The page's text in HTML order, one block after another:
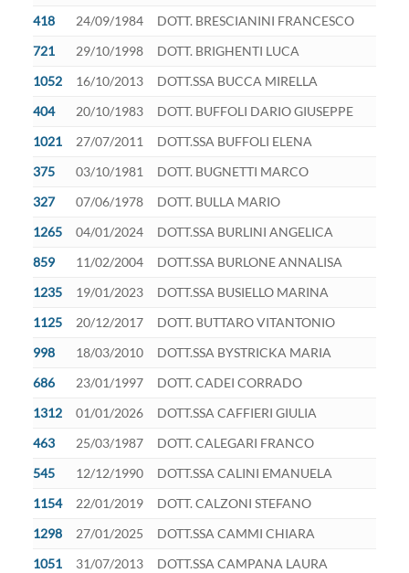
418
24/09/1984
DOTT. BRESCIANINI FRANCESCO
721
29/10/1998
DOTT. BRIGHENTI LUCA
1052
16/10/2013
DOTT.SSA BUCCA MIRELLA
404
20/10/1983
DOTT. BUFFOLI DARIO GIUSEPPE
1021
27/07/2011
DOTT.SSA BUFFOLI ELENA
375
03/10/1981
DOTT. BUGNETTI MARCO
327
07/06/1978
DOTT. BULLA MARIO
1265
04/01/2024
DOTT.SSA BURLINI ANGELICA
859
11/02/2004
DOTT.SSA BURLONE ANNALISA
1235
19/01/2023
DOTT.SSA BUSIELLO MARINA
1125
20/12/2017
DOTT. BUTTARO VITANTONIO
998
18/03/2010
DOTT.SSA BYSTRICKA MARIA
686
23/01/1997
DOTT. CADEI CORRADO
1312
01/01/2026
DOTT.SSA CAFFIERI GIULIA
463
25/03/1987
DOTT. CALEGARI FRANCO
545
12/12/1990
DOTT.SSA CALINI EMANUELA
1154
22/01/2019
DOTT. CALZONI STEFANO
1298
27/01/2025
DOTT.SSA CAMMI CHIARA
1051
31/07/2013
DOTT.SSA CAMPANA LAURA